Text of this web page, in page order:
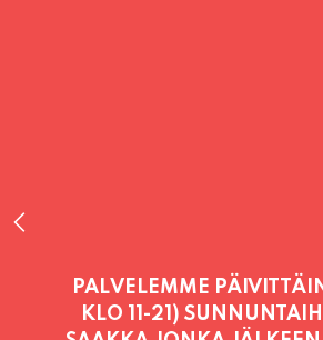
PALVELEMME
LAUANTAI11:00 -